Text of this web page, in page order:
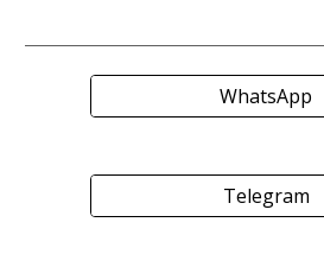
WhatsApp
Telegram